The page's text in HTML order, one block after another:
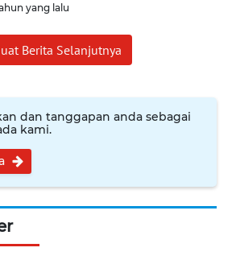
yang lalu
Berita Selanjutnya
dan tanggapan anda sebagai
kami.